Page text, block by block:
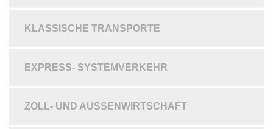
KLASSISCHE TRANSPORTE
EXPRESS- SYSTEMVERKEHR
ZOLL- UND AUSSENWIRTSCHAFT